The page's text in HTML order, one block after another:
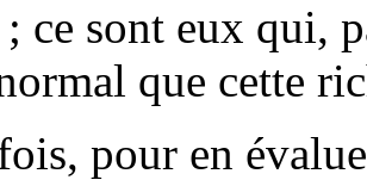
ce sont eux qui,
que cette
pour en